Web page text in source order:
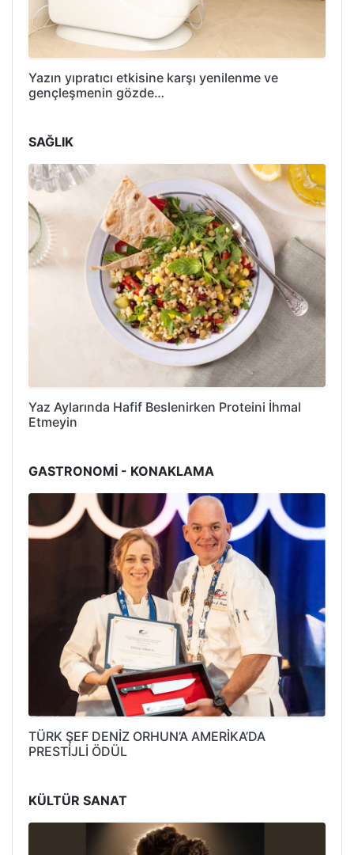
Yazın yıpratıcı etkisine karşı yenilenme ve
gençleşmenin gözde…
SAĞLIK
Yaz Aylarında Hafif Beslenirken Proteini İhmal
Etmeyin
GASTRONOMİ - KONAKLAMA
TÜRK ŞEF DENİZ ORHUN’A AMERİKA’DA
PRESTİJLİ ÖDÜL
KÜLTÜR SANAT